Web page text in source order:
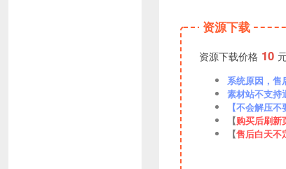
资源下载
资源下载价格 10
系统原因，售
素材站不支持
【不会解压
【购买后刷新
【售后白天不